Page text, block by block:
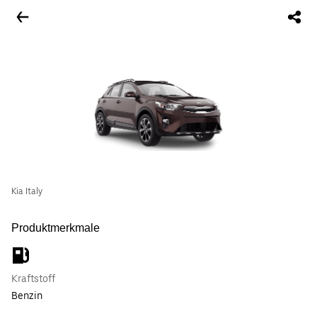
Kia Italy
Produktmerkmale
Kraftstoff
Benzin